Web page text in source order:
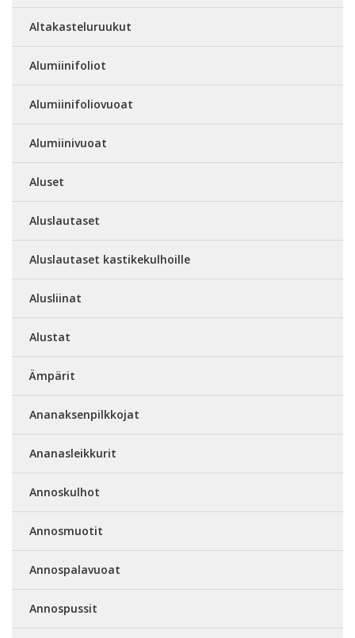
Altakasteluruukut
Alumiinifoliot
Alumiinifoliovuoat
Alumiinivuoat
Aluset
Aluslautaset
Aluslautaset kastikekulhoille
Alusliinat
Alustat
Ämpärit
Ananaksenpilkkojat
Ananasleikkurit
Annoskulhot
Annosmuotit
Annospalavuoat
Annospussit